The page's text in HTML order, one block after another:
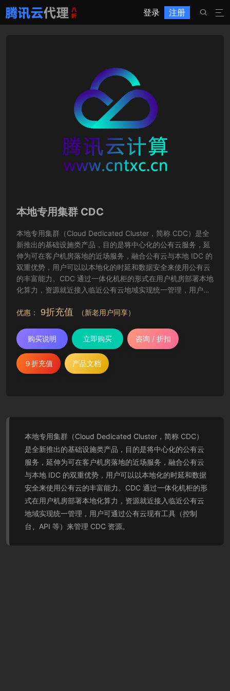
登录 注册 

本地专用集群 CDC
本地专用集群（Cloud Dedicated Cluster，简称 CDC）是全
新推出的基础设施类产品，目的是将中心化的公有云服务，延
伸为可在客户机房落地的近场服务，融合公有云与本地 IDC 的
双重优势，用户可以以本地化的时延和数据安全来使用公有云
的丰富能力。CDC 通过一体化机柜的形式在用户机房部署本地
化算力，资源就近接入临近公有云地域实现统一管理，用户可
优惠：
9折充值 （新老用户同享）
购买说明 立即购买 咨询 / 折扣
９折充值 产品文档
本地专用集群（Cloud Dedicated Cluster，简称 CDC）
是全新推出的基础设施类产品，目的是将中心化的公有云
服务，延伸为可在客户机房落地的近场服务，融合公有云
与本地 IDC 的双重优势，用户可以以本地化的时延和数据
安全来使用公有云的丰富能力。CDC 通过一体化机柜的形
式在用户机房部署本地化算力，资源就近接入临近公有云
地域实现统一管理，用户可通过公有云现有工具（控制
台、API 等）来管理 CDC 资源。